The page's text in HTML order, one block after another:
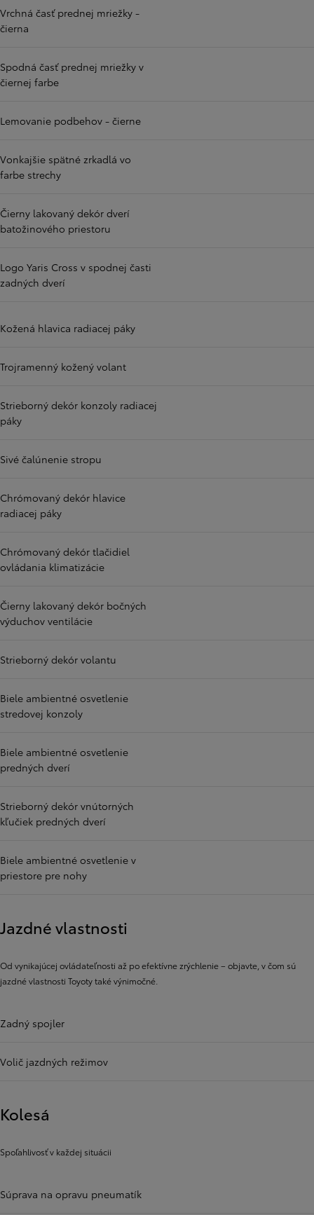
Vrchná časť prednej mriežky -
čierna
Spodná časť prednej mriežky v
čiernej farbe
Lemovanie podbehov - čierne
Vonkajšie spätné zrkadlá vo
farbe strechy
Čierny lakovaný dekór dverí
batožinového priestoru
Logo Yaris Cross v spodnej časti
zadných dverí
Kožená hlavica radiacej páky
Trojramenný kožený volant
Strieborný dekór konzoly radiacej
páky
Sivé čalúnenie stropu
Chrómovaný dekór hlavice
radiacej páky
Chrómovaný dekór tlačidiel
ovládania klimatizácie
Čierny lakovaný dekór bočných
výduchov ventilácie
Strieborný dekór volantu
Biele ambientné osvetlenie
stredovej konzoly
Biele ambientné osvetlenie
predných dverí
Strieborný dekór vnútorných
kľučiek predných dverí
Biele ambientné osvetlenie v
priestore pre nohy
Jazdné vlastnosti
Od vynikajúcej ovládateľnosti až po efektívne zrýchlenie – objavte, v čom sú
jazdné vlastnosti Toyoty také výnimočné.
Zadný spojler
Volič jazdných režimov
Kolesá
Spoľahlivosť v každej situácii
Súprava na opravu pneumatík